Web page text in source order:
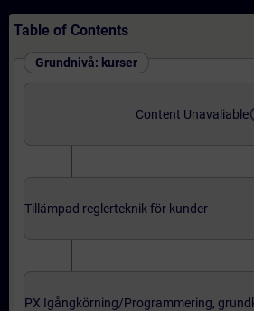
Table of Contents
Grundnivå: kurser
Content Unavaliable
Tillämpad reglerteknik för kunder
PX Igångkörning/Programmering,